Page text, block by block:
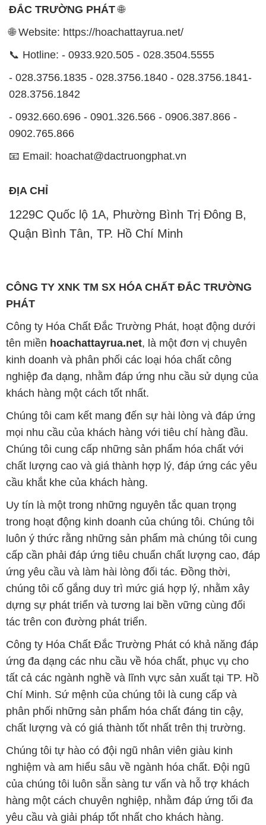
ĐẮC TRƯỜNG PHÁT🌐
🌐 Website: https://hoachattayrua.net/
📞 Hotline: - 0933.920.505 - 028.3504.5555
- 028.3756.1835 - 028.3756.1840 - 028.3756.1841-
028.3756.1842
- 0932.660.696 - 0901.326.566 - 0906.387.866 -
0902.765.866
📧 Email: hoachat@dactruongphat.vn
ĐỊA CHỈ
1229C Quốc lộ 1A, Phường Bình Trị Đông B,
Quận Bình Tân, TP. Hồ Chí Minh
CÔNG TY XNK TM SX HÓA CHẤT ĐẮC TRƯỜNG
PHÁT
Công ty Hóa Chất Đắc Trường Phát, hoạt động dưới
tên miền hoachattayrua.net, là một đơn vị chuyên
kinh doanh và phân phối các loại hóa chất công
nghiệp đa dạng, nhằm đáp ứng nhu cầu sử dụng của
khách hàng một cách tốt nhất.
Chúng tôi cam kết mang đến sự hài lòng và đáp ứng
mọi nhu cầu của khách hàng với tiêu chí hàng đầu.
Chúng tôi cung cấp những sản phẩm hóa chất với
chất lượng cao và giá thành hợp lý, đáp ứng các yêu
cầu khắt khe của khách hàng.
Uy tín là một trong những nguyên tắc quan trọng
trong hoạt động kinh doanh của chúng tôi. Chúng tôi
luôn ý thức rằng những sản phẩm mà chúng tôi cung
cấp cần phải đáp ứng tiêu chuẩn chất lượng cao, đáp
ứng yêu cầu và làm hài lòng đối tác. Đồng thời,
chúng tôi cố gắng duy trì mức giá hợp lý, nhằm xây
dựng sự phát triển và tương lai bền vững cùng đối
tác trên con đường phát triển.
Công ty Hóa Chất Đắc Trường Phát có khả năng đáp
ứng đa dạng các nhu cầu về hóa chất, phục vụ cho
tất cả các ngành nghề và lĩnh vực sản xuất tại TP. Hồ
Chí Minh. Sứ mệnh của chúng tôi là cung cấp và
phân phối những sản phẩm hóa chất đáng tin cậy,
chất lượng và có giá thành tốt nhất trên thị trường.
Chúng tôi tự hào có đội ngũ nhân viên giàu kinh
nghiệm và am hiểu sâu về ngành hóa chất. Đội ngũ
của chúng tôi luôn sẵn sàng tư vấn và hỗ trợ khách
hàng một cách chuyên nghiệp, nhằm đáp ứng tối đa
yêu cầu và giải pháp tốt nhất cho khách hàng.